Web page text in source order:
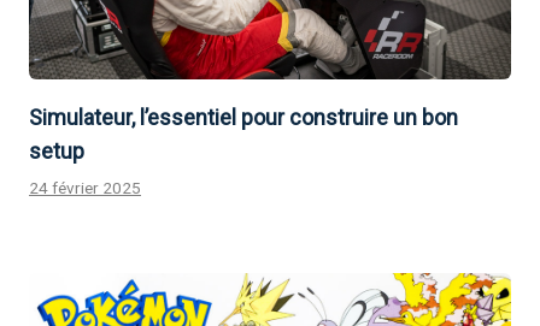
Simulateur, l’essentiel pour construire un bon
setup
24 février 2025